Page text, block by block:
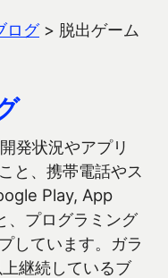
ログ> 脱出ゲーム
発状況やアプリ
と、携帯電話やス
Play, App
、プログラミング
しています。ガラ
継続しているブ